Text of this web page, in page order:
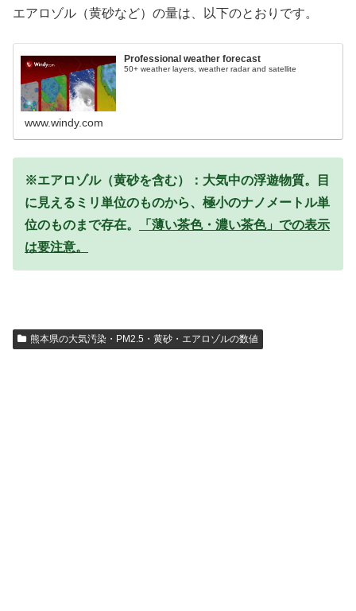
エアロゾル（黄砂など）の量は、以下のとおりです。
Professional weather forecast
50+ weather layers, weather radar and satellite
www.windy.com
※エアロゾル（黄砂を含む）：大気中の浮遊物質。目
に見えるミリ単位のものから、極小のナノメートル単
位のものまで存在。
「薄い茶色・濃い茶色」での表示
は要注意。
熊本県の大気汚染・PM2.5・黄砂・エアロゾルの数値